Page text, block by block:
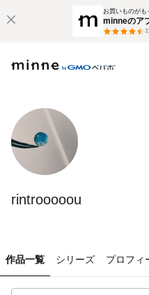
お買いものがも
minneのア
3
rintrooooou
作品一覧 シリーズ プロフィ